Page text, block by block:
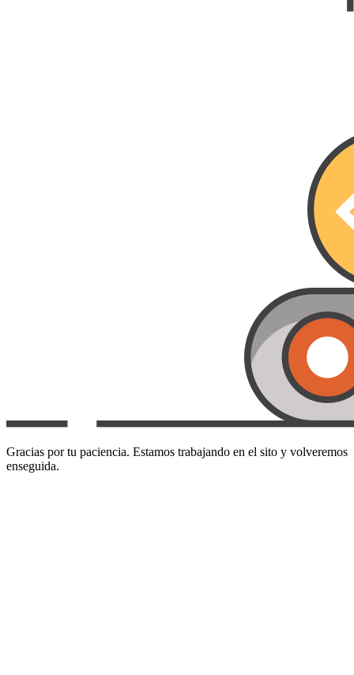
Gracias por tu paciencia. Estamos trabajando en el sito y volveremos
enseguida.